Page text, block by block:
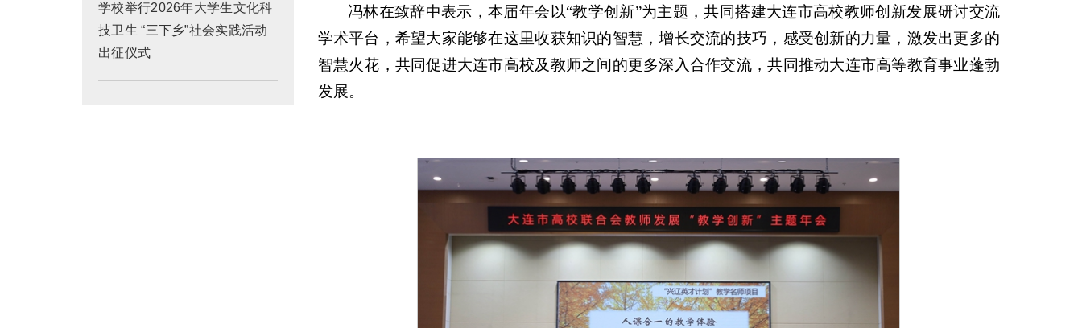
学校举行2026年大学生文化科
技卫生 “三下乡”社会实践活动
出征仪式
冯林在致辞中表示，本届年会以“教学创新”为主题，共同搭建大连市高校教师创新发展研讨交流
学术平台，希望大家能够在这里收获知识的智慧，增长交流的技巧，感受创新的力量，激发出更多的
智慧火花，共同促进大连市高校及教师之间的更多深入合作交流，共同推动大连市高等教育事业蓬勃
发展。